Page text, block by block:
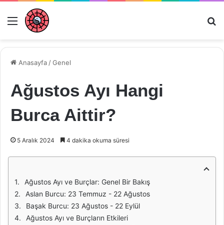
Menü
Anasayfa /Genel
Ağustos Ayı Hangi
Burca Aittir?
5 Aralık 2024 4 dakika okuma süresi
Ağustos Ayı ve Burçlar: Genel Bir Bakış
Aslan Burcu: 23 Temmuz - 22 Ağustos
Başak Burcu: 23 Ağustos - 22 Eylül
Ağustos Ayı ve Burçların Etkileri